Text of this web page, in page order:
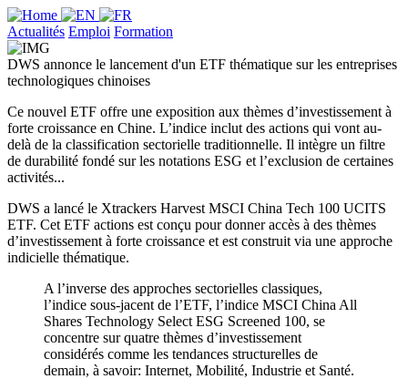
Actualités Emploi Formation
DWS annonce le lancement d'un ETF thématique sur les entreprises
technologiques chinoises
Ce nouvel ETF offre une exposition aux thèmes d’investissement à
forte croissance en Chine. L’indice inclut des actions qui vont au-
delà de la classification sectorielle traditionnelle. Il intègre un filtre
de durabilité fondé sur les notations ESG et l’exclusion de certaines
activités...
DWS a lancé le Xtrackers Harvest MSCI China Tech 100 UCITS
ETF. Cet ETF actions est conçu pour donner accès à des thèmes
d’investissement à forte croissance et est construit via une approche
indicielle thématique.
A l’inverse des approches sectorielles classiques,
l’indice sous-jacent de l’ETF, l’indice MSCI China All
Shares Technology Select ESG Screened 100, se
concentre sur quatre thèmes d’investissement
considérés comme les tendances structurelles de
demain, à savoir: Internet, Mobilité, Industrie et Santé.